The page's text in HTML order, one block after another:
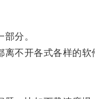
分。
不开各式各样的软